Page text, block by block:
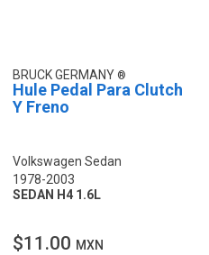
BRUCK GERMANY
Hule Pedal Para Clutch
Y Freno
Volkswagen Sedan
1978-2003
SEDAN H4 1.6L
$11.00 MXN